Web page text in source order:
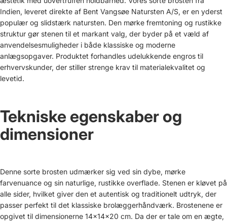
Indien, leveret direkte af Bent Vangsøe Natursten A/S, er en yderst
populær og slidstærk natursten. Den mørke fremtoning og rustikke
struktur gør stenen til et markant valg, der byder på et væld af
anvendelsesmuligheder i både klassiske og moderne
anlægsopgaver. Produktet forhandles udelukkende engros til
erhvervskunder, der stiller strenge krav til materialekvalitet og
levetid.
Tekniske egenskaber og
dimensioner
Denne sorte brosten udmærker sig ved sin dybe, mørke
farvenuance og sin naturlige, rustikke overflade. Stenen er kløvet på
alle sider, hvilket giver den et autentisk og traditionelt udtryk, der
passer perfekt til det klassiske brolæggerhåndværk. Brostenene er
opgivet til dimensionerne 14x14x20 cm. Da der er tale om en ægte,